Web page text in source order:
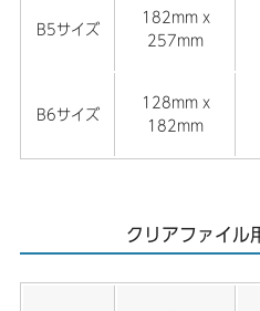
B5サイズ
182mm x
257mm
B6サイズ
128mm x
182mm
クリアファイル